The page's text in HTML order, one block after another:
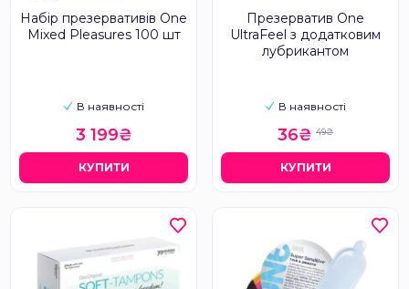
Набір презервативів One
Mixed Pleasures 100 шт
В наявності
3 199₴
КУПИТИ
Презерватив One
UltraFeel з додатковим
лубрикантом
В наявності
36₴ 49₴
КУПИТИ